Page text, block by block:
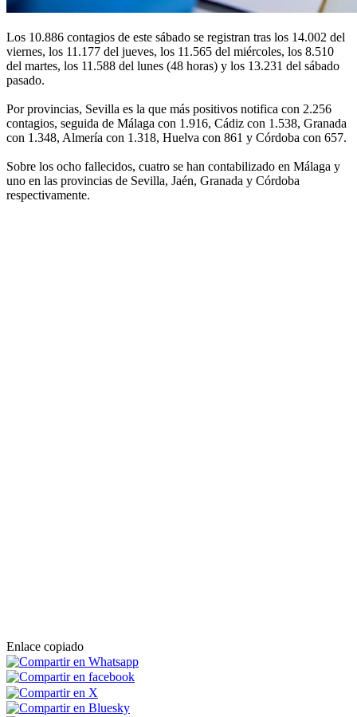
Los 10.886 contagios de este sábado se registran tras los 14.002 del
viernes, los 11.177 del jueves, los 11.565 del miércoles, los 8.510
del martes, los 11.588 del lunes (48 horas) y los 13.231 del sábado
pasado.
Por provincias, Sevilla es la que más positivos notifica con 2.256
contagios, seguida de Málaga con 1.916, Cádiz con 1.538, Granada
con 1.348, Almería con 1.318, Huelva con 861 y Córdoba con 657.
Sobre los ocho fallecidos, cuatro se han contabilizado en Málaga y
uno en las provincias de Sevilla, Jaén, Granada y Córdoba
respectivamente.
Enlace copiado